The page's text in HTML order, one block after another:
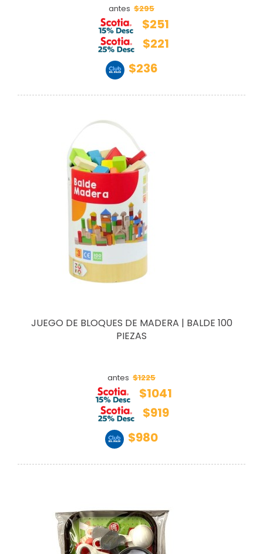
antes $295
$251
$221
$236
JUEGO DE BLOQUES DE MADERA | BALDE 100
PIEZAS
antes $1225
$1041
$919
$980